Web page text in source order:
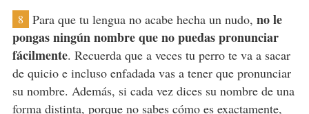
8 Para que tu lengua no acabe hecha un nudo, no le
pongas ningún nombre que no puedas pronunciar
fácilmente. Recuerda que a veces tu perro te va a sacar
de quicio e incluso enfadada vas a tener que pronunciar
su nombre. Además, si cada vez dices su nombre de una
forma distinta, porque no sabes cómo es exactamente,